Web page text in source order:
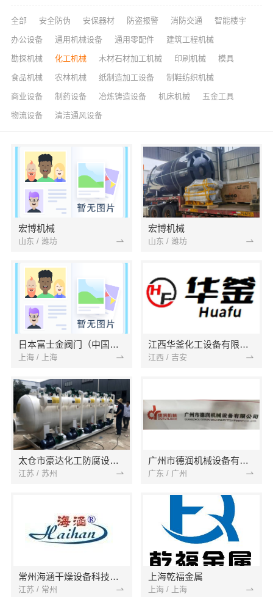
全部 安全防伪 安保器材 防盗报警 消防交通 智能楼宇
办公设备 通用机械设备 通用零配件 建筑工程机械
勘探机械 化工机械 木材石材加工机械 印刷机械 模具
食品机械 农林机械 纸制造加工设备 制鞋纺织机械
商业设备 制药设备 冶炼铸造设备 机床机械 五金工具
物流设备 清洁通风设备
宏博机械
山东 / 潍坊
宏博机械
山东 / 潍坊
日本富士金阀门（中国）有限公司
上海 / 上海
江西华釜化工设备有限公司
江西 / 吉安
太仓市豪达化工防腐设备厂
江苏 / 苏州
广州市德润机械设备有限公司
广东 / 广州
常州海涵干燥设备科技有限公司
江苏 / 常州
上海乾福金属
上海 / 上海